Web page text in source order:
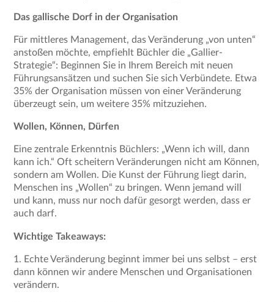
Das gallische Dorf in der Organisation
Für mittleres Management, das Veränderung „von unten“
anstoßen möchte, empfiehlt Büchler die „Gallier-
Strategie“: Beginnen Sie in Ihrem Bereich mit neuen
Führungsansätzen und suchen Sie sich Verbündete. Etwa
35% der Organisation müssen von einer Veränderung
überzeugt sein, um weitere 35% mitzuziehen.
Wollen, Können, Dürfen
Eine zentrale Erkenntnis Büchlers: „Wenn ich will, dann
kann ich.“ Oft scheitern Veränderungen nicht am Können,
sondern am Wollen. Die Kunst der Führung liegt darin,
Menschen ins „Wollen“ zu bringen. Wenn jemand will
und kann, muss nur noch dafür gesorgt werden, dass er
auch darf.
Wichtige Takeaways:
1. Echte Veränderung beginnt immer bei uns selbst – erst
dann können wir andere Menschen und Organisationen
verändern.